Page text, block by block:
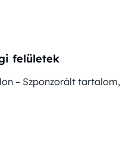
felületek
– Szponzorált tartalom,